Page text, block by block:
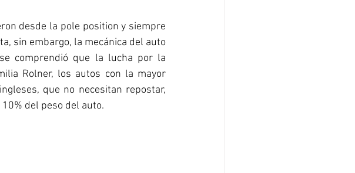
desde la pole position y siempre
sin embargo, la mecánica del auto
comprendió que la lucha por la
Rolner, los autos con la mayor
que no necesitan repostar,
del peso del auto.